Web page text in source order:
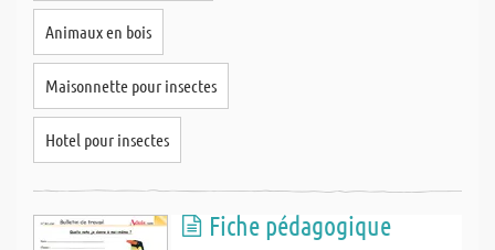
Animaux en bois
Maisonnette pour insectes
Hotel pour insectes
Fiche pédagogique